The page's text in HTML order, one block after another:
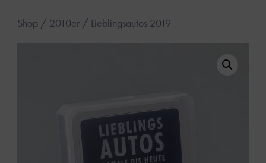
Shop / 2010er / Lieblingsautos 2019